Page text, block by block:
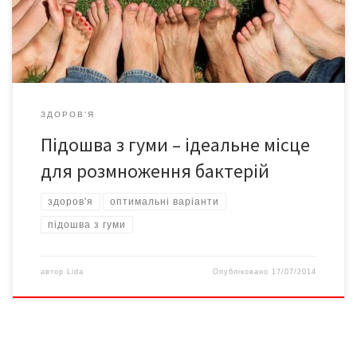
не забезпечують нормальну підтримку ступні, додають
напруги на ахіллесові сухожилля та призводять […]
ЗДОРОВ'Я
Підошва з гуми – ідеальне місце
для розмноження бактерій
здоров'я оптимальні варіанти
підошва з гуми
автор Lida Опубліковано 17/07/2014